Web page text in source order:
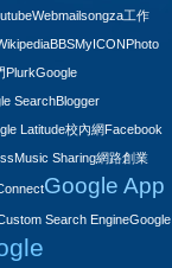
Webmailsongza工作
BBSMyICONPhoto
PlurkGoogle
SearchBlogger
Latitude校內網Facebook
Music Sharing網路創業
Google App
Search EngineGoogle